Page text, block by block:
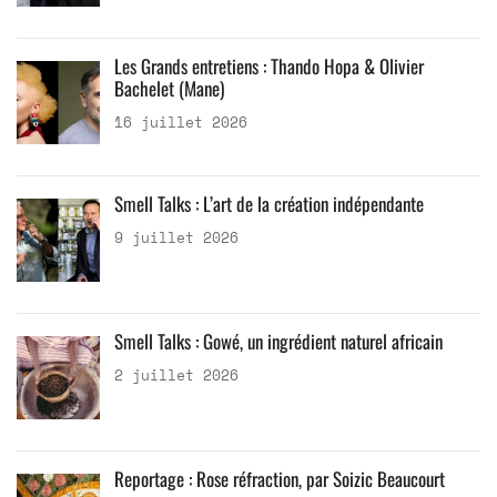
Les Grands entretiens : Thando Hopa & Olivier
Bachelet (Mane)
16 juillet 2026
Smell Talks : L’art de la création indépendante
9 juillet 2026
Smell Talks : Gowé, un ingrédient naturel africain
2 juillet 2026
Reportage : Rose réfraction, par Soizic Beaucourt